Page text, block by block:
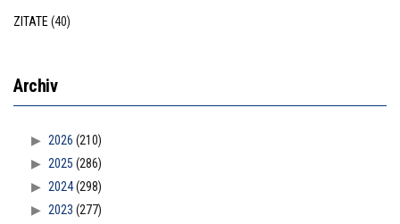
ZITATE (40)
Archiv
2026 (210)
2025 (286)
2024(298)
2023 (277)